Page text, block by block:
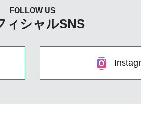
FOLLOW US
ィシャルSNS